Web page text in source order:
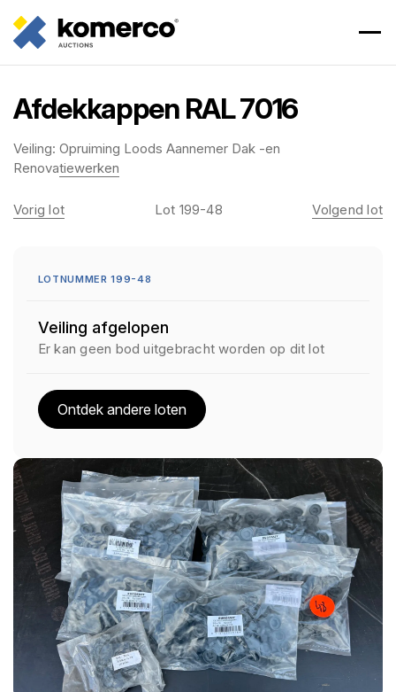
Afdekkappen RAL 7016
Veiling: Opruiming Loods Aannemer Dak -en
Renovatiewerken
Vorig lot Lot 199-48 Volgend lot
LOTNUMMER 199-48
Veiling afgelopen
Er kan geen bod uitgebracht worden op dit lot
Ontdek andere loten